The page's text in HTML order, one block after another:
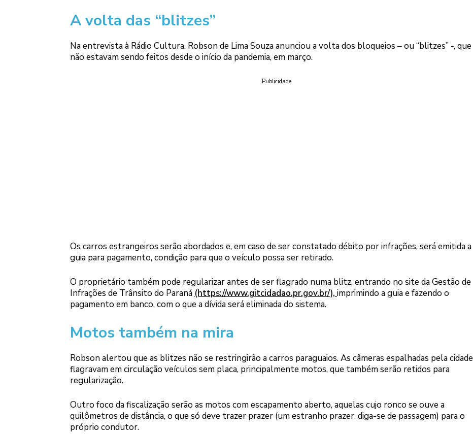
A volta das “blitzes”
Na entrevista à Rádio Cultura, Robson de Lima Souza anunciou a volta dos bloqueios – ou “blitzes” -, que
não estavam sendo feitos desde o início da pandemia, em março.
Publicidade
Os carros estrangeiros serão abordados e, em caso de ser constatado débito por infrações, será emitida a
guia para pagamento, condição para que o veículo possa ser retirado.
O proprietário também pode regularizar antes de ser flagrado numa blitz, entrando no site da Gestão de
Infrações de Trânsito do Paraná (https://www.gitcidadao.pr.gov.br/), imprimindo a guia e fazendo o
pagamento em banco, com o que a dívida será eliminada do sistema.
Motos também na mira
Robson alertou que as blitzes não se restringirão a carros paraguaios. As câmeras espalhadas pela cidade
flagravam em circulação veículos sem placa, principalmente motos, que também serão retidos para
regularização.
Outro foco da fiscalização serão as motos com escapamento aberto, aquelas cujo ronco se ouve a
quilômetros de distância, o que só deve trazer prazer (um estranho prazer, diga-se de passagem) para o
próprio condutor.